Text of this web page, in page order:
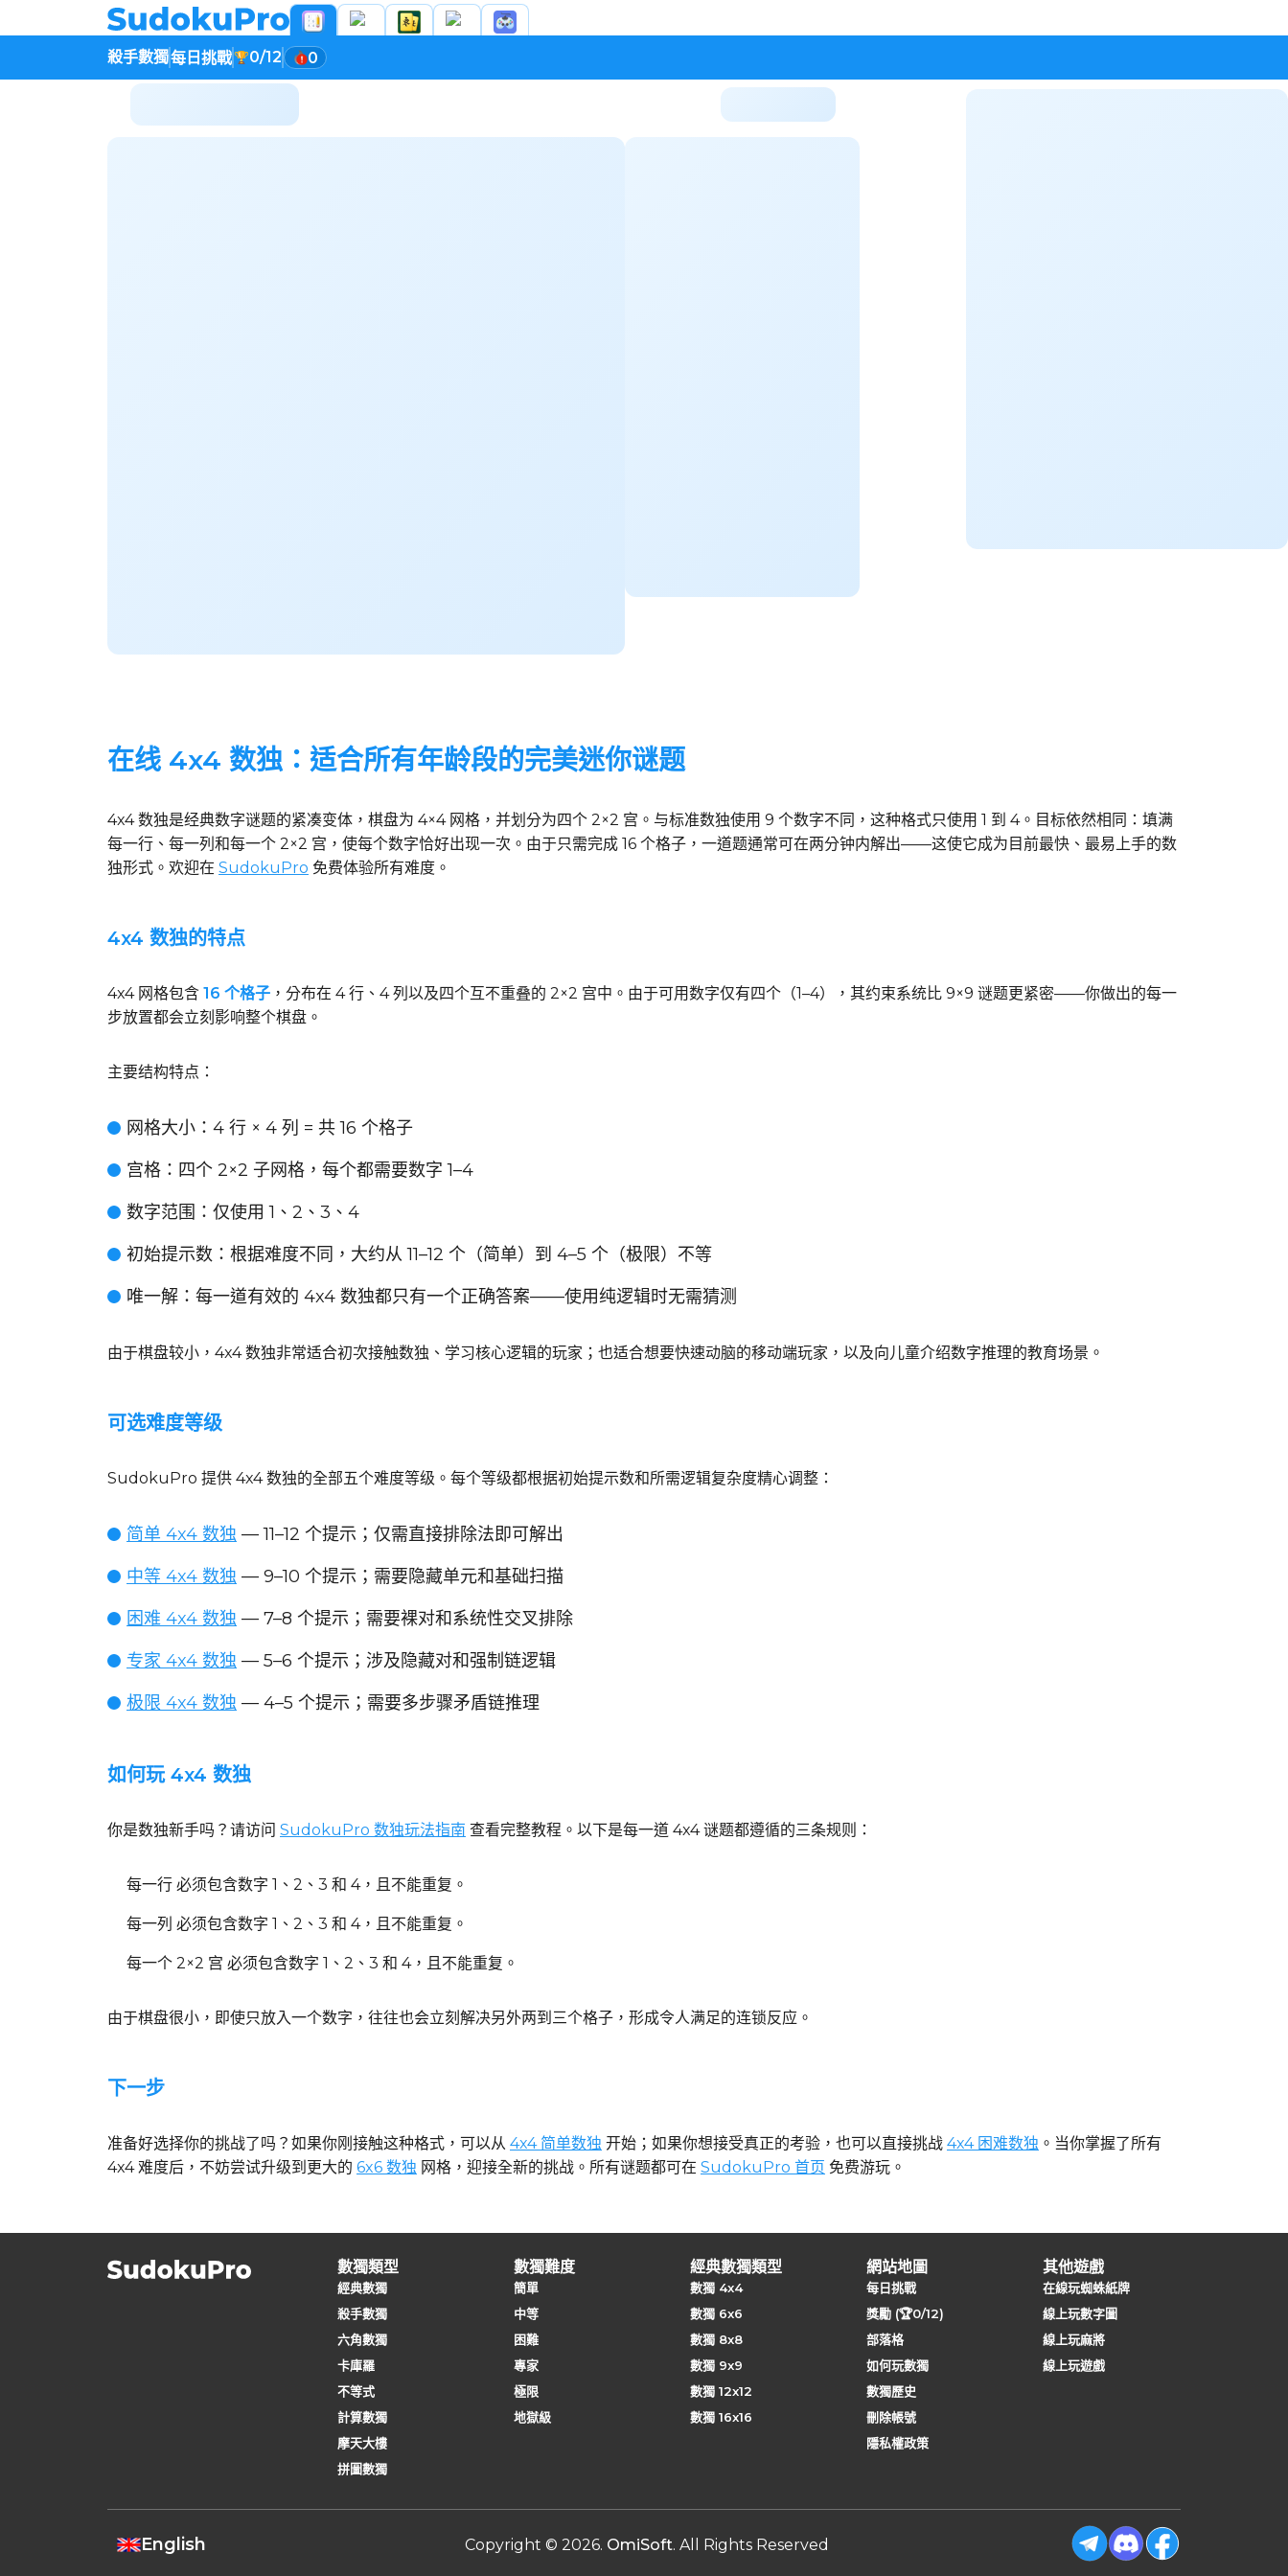
殺手數獨每日挑戰 0/12 0
在线 4x4 数独：适合所有年龄段的完美迷你谜题
4x4 数独是经典数字谜题的紧凑变体，棋盘为 4×4 网格，并划分为四个 2×2 宫。与标准数独使用 9 个数字不同，这种格式只使用 1 到 4。目标依然相同：填满
每一行、每一列和每一个 2×2 宫，使每个数字恰好出现一次。由于只需完成 16 个格子，一道题通常可在两分钟内解出——这使它成为目前最快、最易上手的数
独形式。欢迎在 SudokuPro 免费体验所有难度。
4x4 数独的特点
4x4 网格包含 16 个格子 ，分布在 4 行、4 列以及四个互不重叠的 2×2 宫中。由于可用数字仅有四个（1–4），其约束系统比 9×9 谜题更紧密——你做出的每一
步放置都会立刻影响整个棋盘。
主要结构特点：
网格大小 ：4 行 × 4 列 = 共 16 个格子
宫格 ：四个 2×2 子网格，每个都需要数字 1–4
数字范围 ：仅使用 1、2、3、4
初始提示数 ：根据难度不同，大约从 11–12 个（简单）到 4–5 个（极限）不等
唯一解 ：每一道有效的 4x4 数独都只有一个正确答案——使用纯逻辑时无需猜测
由于棋盘较小，4x4 数独非常适合初次接触数独、学习核心逻辑的玩家；也适合想要快速动脑的移动端玩家，以及向儿童介绍数字推理的教育场景。
可选难度等级
SudokuPro 提供 4x4 数独的全部五个难度等级。每个等级都根据初始提示数和所需逻辑复杂度精心调整：
简单 4x4 数独 — 11–12 个提示；仅需直接排除法即可解出
中等 4x4 数独 — 9–10 个提示；需要隐藏单元和基础扫描
困难 4x4 数独 — 7–8 个提示；需要裸对和系统性交叉排除
专家 4x4 数独 — 5–6 个提示；涉及隐藏对和强制链逻辑
极限 4x4 数独 — 4–5 个提示；需要多步骤矛盾链推理
如何玩 4x4 数独
你是数独新手吗？请访问 SudokuPro 数独玩法指南 查看完整教程。以下是每一道 4x4 谜题都遵循的三条规则：
每一行 必须包含数字 1、2、3 和 4，且不能重复。
每一列 必须包含数字 1、2、3 和 4，且不能重复。
每一个 2×2 宫 必须包含数字 1、2、3 和 4，且不能重复。
由于棋盘很小，即使只放入一个数字，往往也会立刻解决另外两到三个格子，形成令人满足的连锁反应。
下一步
准备好选择你的挑战了吗？如果你刚接触这种格式，可以从 4x4 简单数独 开始；如果你想接受真正的考验，也可以直接挑战 4x4 困难数独 。当你掌握了所有
4x4 难度后，不妨尝试升级到更大的 6x6 数独 网格，迎接全新的挑战。所有谜题都可在 SudokuPro 首页 免费游玩。
數獨類型
經典數獨
殺手數獨
六角數獨
卡庫羅
不等式
計算數獨
摩天大樓
拼圖數獨
數獨難度
簡單
中等
困難
專家
極限
地獄級
經典數獨類型
數獨 4x4
數獨 6x6
數獨 8x8
數獨 9x9
數獨 12x12
數獨 16x16
網站地圖
每日挑戰
獎勵 (🏆0/12)
部落格
如何玩數獨
數獨歷史
刪除帳號
隱私權政策
其他遊戲
在線玩蜘蛛紙牌
線上玩數字圖
線上玩麻將
線上玩遊戲
English Copyright © 2026. OmiSoft. All Rights Reserved